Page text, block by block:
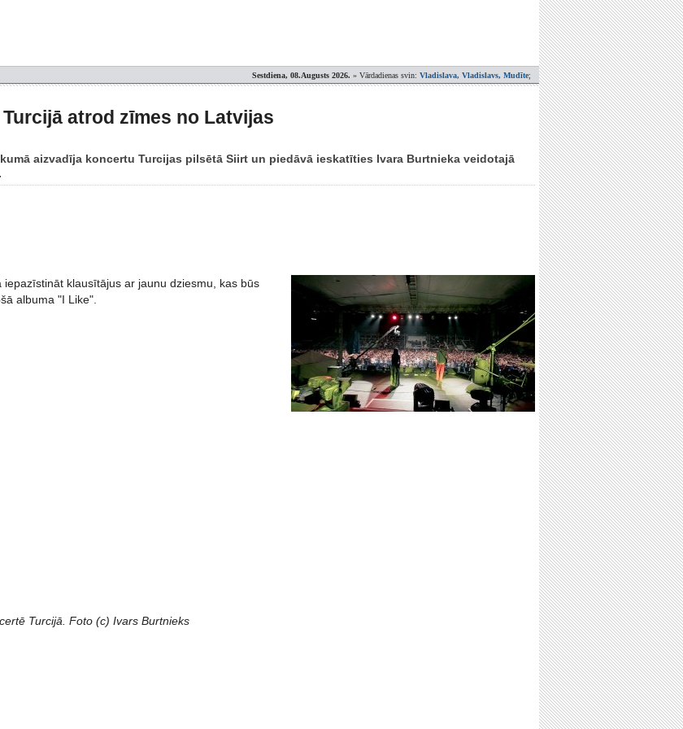
Sestdiena, 08.Augusts 2026. » Vārdadienas svin: Vladislava, Vladislavs, Mudīte;
atrod zīmes no Latvijas
aizvadīja koncertu Turcijas pilsētā Siirt un piedāvā ieskatīties Ivara Burtnieka veidotajā
iepazīstināt klausītājus ar jaunu dziesmu, kas būs
albuma "I Like".
Turcijā. Foto (c) Ivars Burtnieks